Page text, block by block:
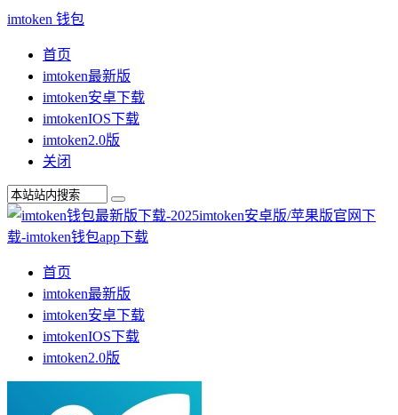
imtoken 钱包
首页
imtoken最新版
imtoken安卓下载
imtokenIOS下载
imtoken2.0版
关闭
首页
imtoken最新版
imtoken安卓下载
imtokenIOS下载
imtoken2.0版